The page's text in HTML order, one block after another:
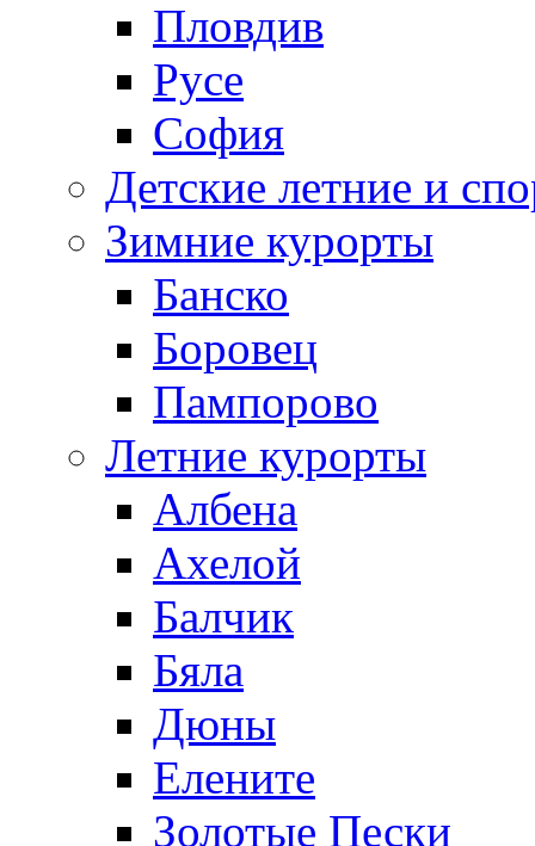
Пловдив
Русе
София
Детские летние и
Зимние курорты
Банско
Боровец
Пампорово
Летние курорты
Албена
Ахелой
Балчик
Бяла
Дюны
Елените
Золотые Пески